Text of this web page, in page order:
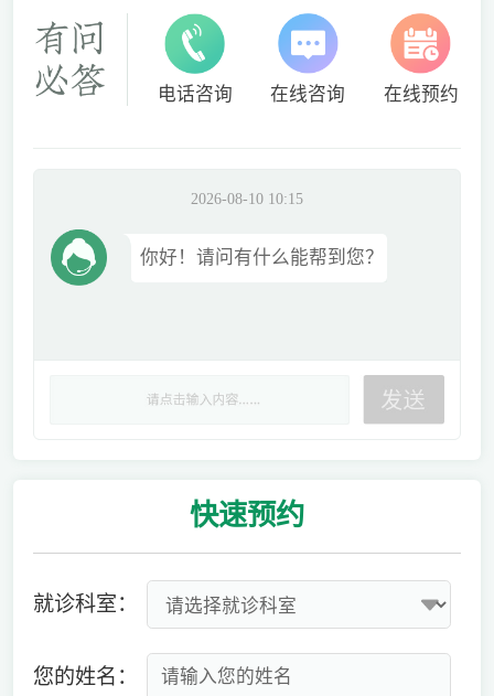
电话咨询 在线咨询 在线预约
2026-08-10 10:15
你好！请问有什么能帮到您？
快速预约
就诊科室：
您的姓名：